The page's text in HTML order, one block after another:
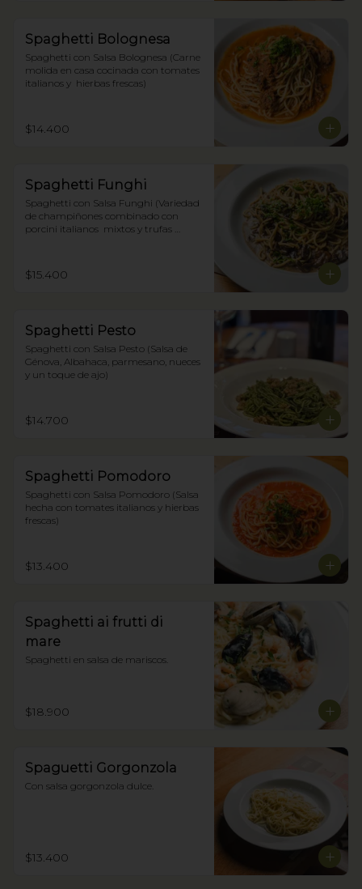
Spaghetti Bolognesa
Spaghetti con Salsa Bolognesa (Carne
molida en casa cocinada con tomates
italianos y  hierbas frescas)
$14.400
Spaghetti Funghi
Spaghetti con Salsa Funghi (Variedad
de champiñones combinado con
porcini italianos  mixtos y trufas
$15.400
Spaghetti Pesto
Spaghetti con Salsa Pesto (Salsa de
Génova, Albahaca, parmesano, nueces
y un toque de ajo)
$14.700
Spaghetti Pomodoro
Spaghetti con Salsa Pomodoro (Salsa
hecha con tomates italianos y hierbas
frescas)
$13.400
Spaghetti ai frutti di
mare
Spaghetti en salsa de mariscos.
$18.900
Spaguetti Gorgonzola
Con salsa gorgonzola dulce.
$13.400